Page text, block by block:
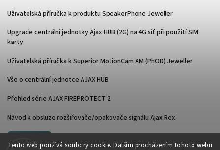
Tento web používá soubory cookie. Dalším procházením tohoto webu
Uživatelská příručka k produktu SpeakerPhone Jeweller
Upgrade centrální jednotky Ajax HUB (2G) na 4G síť při použití SIM
karty
Uživatelská příručka k Superior MotionCam AM (PhOD) Jeweller
Vše o centrální jednotce AJAX HUB
Přehled série AJAX FIREPROTECT 2
Návod k obsluze rozšiřovače/opakovače signálu Ajax Rex
Archiv